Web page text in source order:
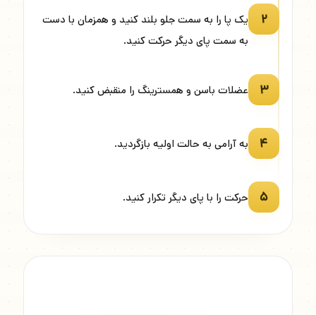
۲
یک پا را به سمت جلو بلند کنید و همزمان با دست
به سمت پای دیگر حرکت کنید.
۳ عضلات باسن و همسترینگ را منقبض کنید.
۴ به آرامی به حالت اولیه بازگردید.
۵ حرکت را با پای دیگر تکرار کنید.